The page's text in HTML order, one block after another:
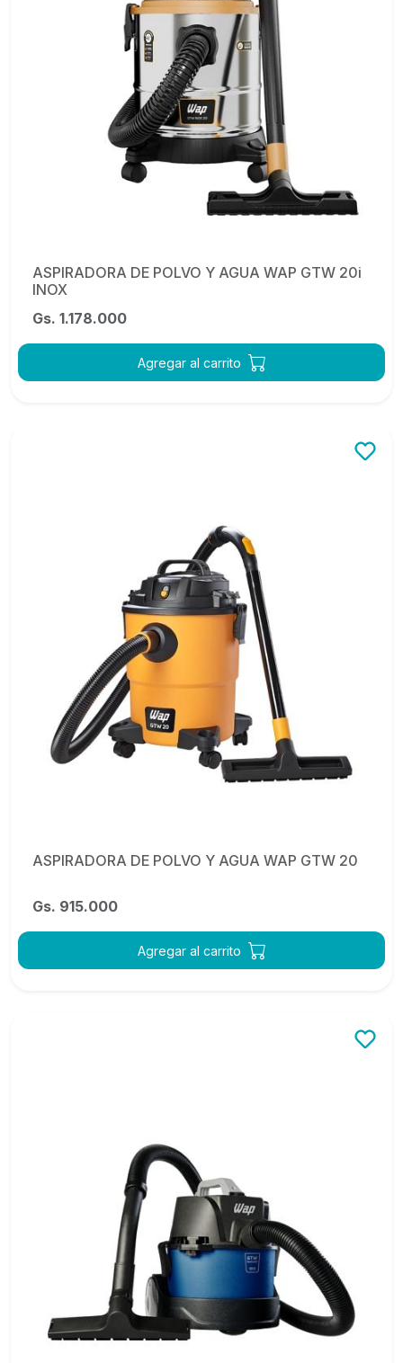
ASPIRADORA DE POLVO Y AGUA WAP GTW 20i
INOX
Gs. 1.178.000
Agregar al carrito
ASPIRADORA DE POLVO Y AGUA WAP GTW 20
Gs. 915.000
Agregar al carrito